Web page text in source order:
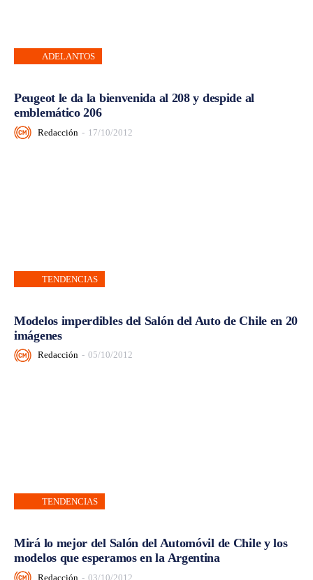
ADELANTOS
Peugeot le da la bienvenida al 208 y despide al
emblemático 206
Redacción - 17/10/2012
TENDENCIAS
Modelos imperdibles del Salón del Auto de Chile en 20
imágenes
Redacción - 05/10/2012
TENDENCIAS
Mirá lo mejor del Salón del Automóvil de Chile y los
modelos que esperamos en la Argentina
Redacción - 03/10/2012